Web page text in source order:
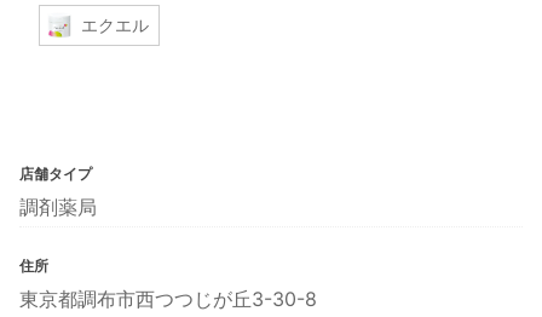
エクエル
店舗タイプ
調剤薬局
住所
東京都調布市西つつじが丘3-30-8